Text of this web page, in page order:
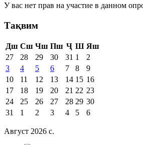
У вас нет прав на участие в данном
Тақвим
Дш Сш Чш Пш Ҷ Ш Яш
27
28 29 30 31 1
2
3
4 5 6 7 8
9
10
11 12 13 14 15 16
17
18 19 20 21 22 23
24
25 26 27 28 29 30
31
1 2 3 4 5 6
Август 2026 c.